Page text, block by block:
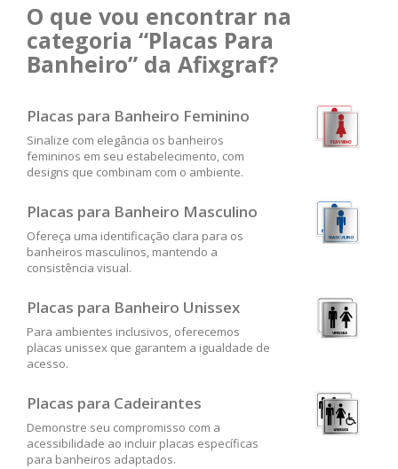
O que vou encontrar na
categoria “Placas Para
Banheiro” da Afixgraf?
Placas para Banheiro Feminino
Sinalize com elegância os banheiros
femininos em seu estabelecimento, com
designs que combinam com o ambiente.
Placas para Banheiro Masculino
Ofereça uma identificação clara para os
banheiros masculinos, mantendo a
consistência visual.
Placas para Banheiro Unissex
Para ambientes inclusivos, oferecemos
placas unissex que garantem a igualdade de
acesso.
Placas para Cadeirantes
Demonstre seu compromisso com a
acessibilidade ao incluir placas específicas
para banheiros adaptados.